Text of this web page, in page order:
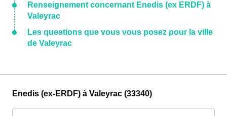
Renseignement concernant Enedis (ex ERDF) à
Valeyrac
Les questions que vous vous posez pour la ville
de Valeyrac
Enedis (ex-ERDF) à Valeyrac (33340)